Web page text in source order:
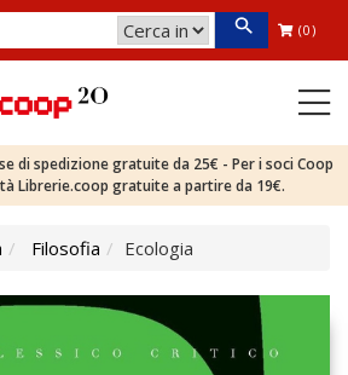
(0)
di spedizione gratuite da 25€ - Per i soci Coop
Librerie.coop gratuite a partire da 19€.
Filosofia Ecologia